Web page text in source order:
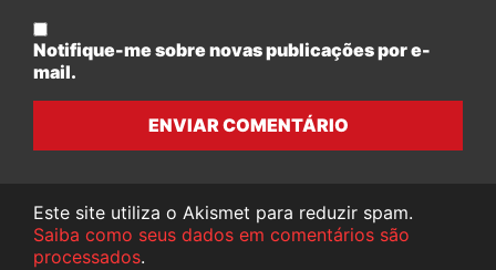
Notifique-me sobre novas publicações por e-
mail.
ENVIAR COMENTÁRIO
Este site utiliza o Akismet para reduzir spam.
Saiba como seus dados em comentários são
processados.